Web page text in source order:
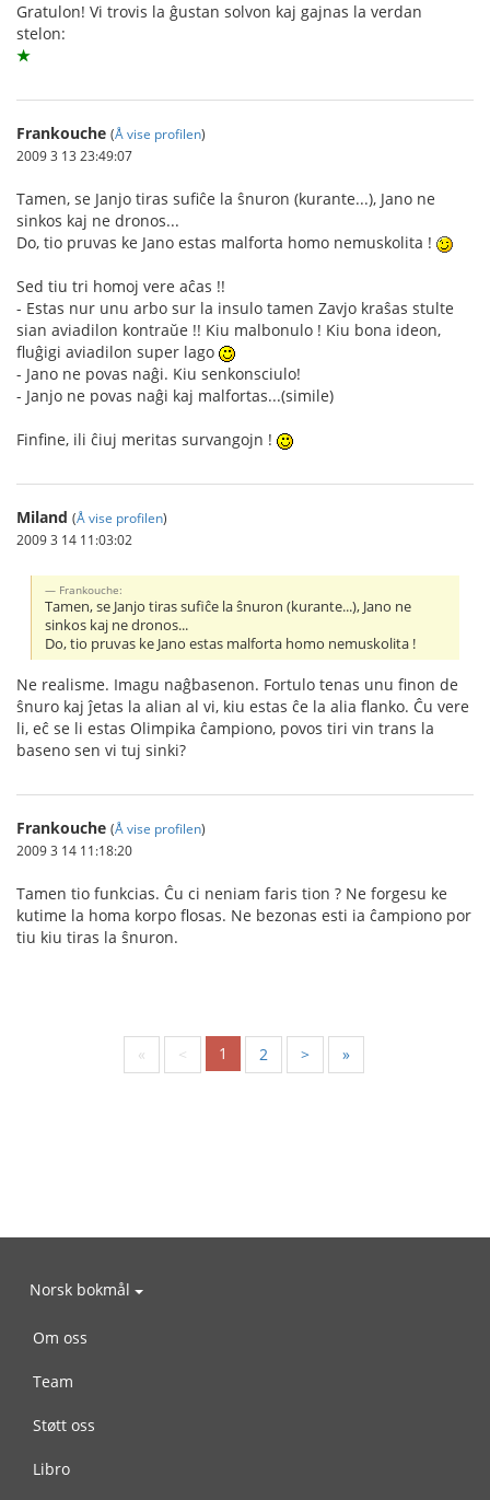
Gratulon! Vi trovis la ĝustan solvon kaj gajnas la verdan
stelon:
★
Frankouche (Å vise profilen)
2009 3 13 23:49:07
Tamen, se Janjo tiras sufiĉe la ŝnuron (kurante...), Jano ne
sinkos kaj ne dronos...
Do, tio pruvas ke Jano estas malforta homo nemuskolita !
Sed tiu tri homoj vere aĉas !!
- Estas nur unu arbo sur la insulo tamen Zavjo kraŝas stulte
sian aviadilon kontraŭe !! Kiu malbonulo ! Kiu bona ideon,
fluĝigi aviadilon super lago
- Jano ne povas naĝi. Kiu senkonsciulo!
- Janjo ne povas naĝi kaj malfortas...(simile)
Finfine, ili ĉiuj meritas survangojn !
Miland (Å vise profilen)
2009 3 14 11:03:02
Frankouche:
Tamen, se Janjo tiras sufiĉe la ŝnuron (kurante...), Jano ne
sinkos kaj ne dronos...
Do, tio pruvas ke Jano estas malforta homo nemuskolita !
Ne realisme. Imagu naĝbasenon. Fortulo tenas unu finon de
ŝnuro kaj ĵetas la alian al vi, kiu estas ĉe la alia flanko. Ĉu vere
li, eĉ se li estas Olimpika ĉampiono, povos tiri vin trans la
baseno sen vi tuj sinki?
Frankouche (Å vise profilen)
2009 3 14 11:18:20
Tamen tio funkcias. Ĉu ci neniam faris tion ? Ne forgesu ke
kutime la homa korpo flosas. Ne bezonas esti ia ĉampiono por
tiu kiu tiras la ŝnuron.
« < 1 2 > »
Norsk bokmål
Om oss
Team
Støtt oss
Libro